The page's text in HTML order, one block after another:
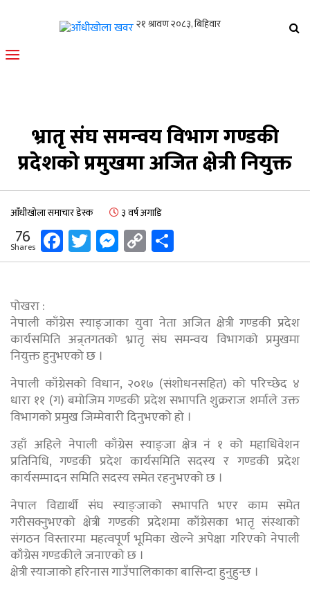
आँधीखोला खवर
मोफसलकै लोकप्रिय अनलाइन पत्रिका
भ्रातृ संघ समन्वय विभाग गण्डकी
प्रदेशको प्रमुखमा अजित क्षेत्री नियुक्त
आँधीखोला समाचार डेस्क ३ वर्ष अगाडि
76
Shares Facebook
Twitter
Messenger
Copy
Link
पोखरा :
नेपाली काँग्रेस स्याङ्जाका युवा नेता अजित क्षेत्री गण्डकी प्रदेश
कार्यसमिति अन्र्तगतको भ्रातृ संघ समन्वय विभागको प्रमुखमा
नियुक्त हुनुभएको छ ।
नेपाली काँग्रेसको विधान, २०१७ (संशोधनसहित) को परिच्छेद ४
धारा ११ (ग) बमोजिम गण्डकी प्रदेश सभापति शुक्रराज शर्माले उक्त
विभागको प्रमुख जिम्मेवारी दिनुभएको हो ।
उहाँ अहिले नेपाली काँग्रेस स्याङ्जा क्षेत्र नं १ को महाधिवेशन
प्रतिनिधि, गण्डकी प्रदेश कार्यसमिति सदस्य र गण्डकी प्रदेश
कार्यसम्पादन समिति सदस्य समेत रहनुभएको छ ।
नेपाल विद्यार्थी संघ स्याङ्जाको सभापति भएर काम समेत
गरीसक्नुभएको क्षेत्री गण्डकी प्रदेशमा काँग्रेसका भातृ संस्थाको
संगठन विस्तारमा महत्वपूर्ण भूमिका खेल्ने अपेक्षा गरिएको नेपाली
काँग्रेस गण्डकीले जनाएको छ ।
क्षेत्री स्याजाको हरिनास गाउँपालिकाका बासिन्दा हुनुहुन्छ ।